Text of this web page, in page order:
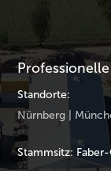
Standorte:
Nürnberg |
Stammsitz: